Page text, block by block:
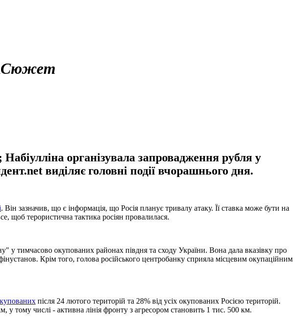
Сюжет
організувала запровадження рубля у
виділяє головні події вчорашнього дня.
. Він зазначив, що є інформація, що Росія планує тривалу атаку. Її ставка може бути на
терористична тактика росіян провалилася.
у тимчасово окупованих районах півдня та сходу України. Вона дала вказівку про
Крім того, голова російського центробанку сприяла місцевим окупаційним
після 24 лютого територій та 28% від усіх окупованих Росією територій.
тому числі - активна лінія фронту з агресором становить 1 тис. 500 км.